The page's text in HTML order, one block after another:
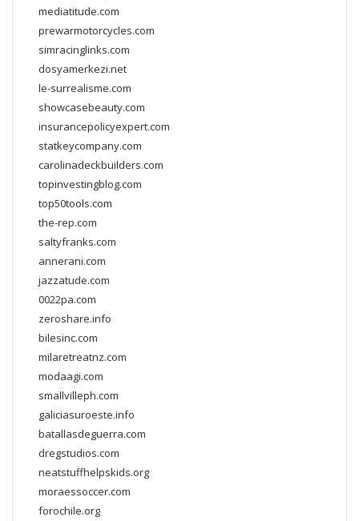
mediatitude.com
prewarmotorcycles.com
simracinglinks.com
dosyamerkezi.net
le-surrealisme.com
showcasebeauty.com
insurancepolicyexpert.com
statkeycompany.com
carolinadeckbuilders.com
topinvestingblog.com
top50tools.com
the-rep.com
saltyfranks.com
annerani.com
jazzatude.com
0022pa.com
zeroshare.info
bilesinc.com
milaretreatnz.com
modaagi.com
smallvilleph.com
galiciasuroeste.info
batallasdeguerra.com
dregstudios.com
neatstuffhelpskids.org
moraessoccer.com
forochile.org